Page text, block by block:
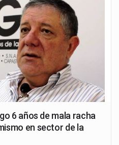
6 años de mala racha
en sector de la